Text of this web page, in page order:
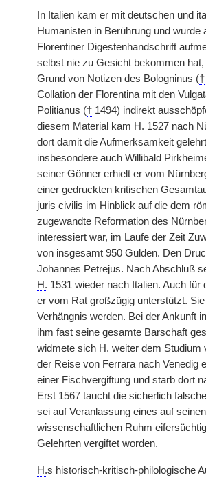
In Italien kam er mit deutschen und
Humanisten in Berührung und wurde
Florentiner Digestenhandschrift
selbst nie zu Gesicht bekommen hat,
Grund von Notizen des Bologninus (†
Collation der Florentina mit den
Politianus († 1494) indirekt
diesem Material kam H. 1527 nach
dort damit die Aufmerksamkeit
insbesondere auch Willibald
seiner Gönner erhielt er vom
einer gedruckten kritischen
juris civilis im Hinblick auf die dem
zugewandte Reformation des
interessiert war, im Laufe der Zeit
von insgesamt 950 Gulden. Den
Johannes Petrejus. Nach Abschluß
H. 1531 wieder nach Italien. Auch für
er vom Rat großzügig unterstützt.
Verhängnis werden. Bei der Ankunft
ihm fast seine gesamte Barschaft
widmete sich H. weiter dem Studium
der Reise von Ferrara nach Venedig
einer Fischvergiftung und starb dort
Erst 1567 taucht die sicherlich
sei auf Veranlassung eines auf seinen
wissenschaftlichen Ruhm
Gelehrten vergiftet worden.
H.s historisch-kritisch-philologische